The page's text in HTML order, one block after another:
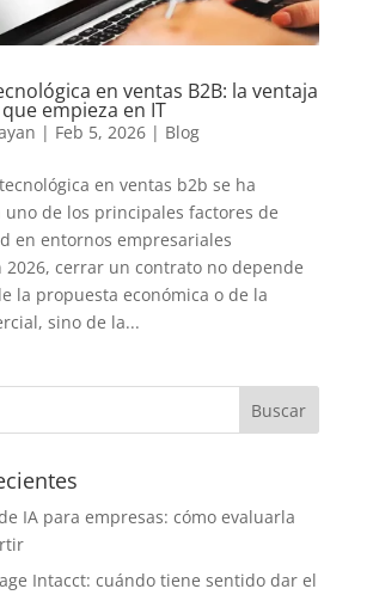
en ventas B2B: la ventaja
empieza en IT
| Feb 5, 2026| Blog
en ventas b2b se ha
de los principales factores de
en entornos empresariales
2026, cerrar un contrato no depende
la propuesta económica o de la
sino de la...
IA para empresas: cómo evaluarla
Intacct: cuándo tiene sentido dar el